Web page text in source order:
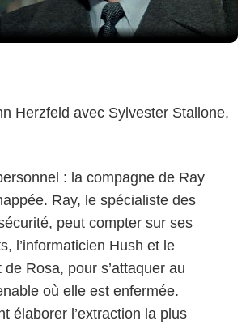
Herzfeld avec Sylvester Stallone,
: la compagne de Ray
Ray, le spécialiste des
peut compter sur ses
l’informaticien Hush et le
Rosa, pour s’attaquer au
où elle est enfermée.
élaborer l’extraction la plus